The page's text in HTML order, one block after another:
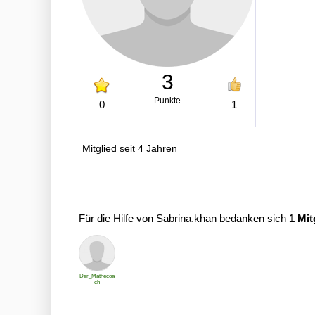
0
3
Punkte 1
Mitglied seit 4 Jahren
Für die Hilfe von Sabrina.khan bedanken sich 1
Der_Mathecoa
ch